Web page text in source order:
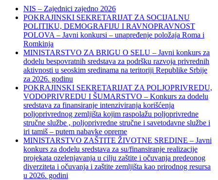
NIS – Zajednici zajedno 2026
POKRAJINSKI SEKRETARIJAT ZA SOCIJALNU
POLITIKU, DEMOGRAFIJU I RAVNOPRAVNOST
POLOVA – Javni konkursi – unapređenje položaja Roma i
Romkinja
MINISTARSTVO ZA BRIGU O SELU – Javni konkurs za
dodelu bespovratnih sredstava za podršku razvoja privrednih
aktivnosti u seoskim sredinama na teritoriji Republike Srbije
za 2026. godinu
POKRAJINSKI SEKRETARIJAT ZA POLJOPRIVREDU,
VODOPRIVREDU I ŠUMARSTVO – Konkurs za dodelu
sredstava za finansiranje intenziviranja korišćenja
poljoprivrednog zemljišta kojim raspolažu poljoprivredne
stručne službe , poljoprivredne stručne i savetodavne službe i
iri tamiš ‒ putem nabavke opreme
MINISTARSTVO ZAŠTITE ŽIVOTNE SREDINE – Javni
konkurs za dodelu sredstava za su/finansiranje realizacije
projekata ozelenjavanja u cilju zaštite i očuvanja predeonog
diverziteta i očuvanja i zaštite zemljišta kao prirodnog resursa
u 2026. godini